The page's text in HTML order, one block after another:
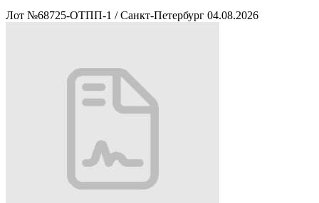
Лот №68725-ОТПП-1 / Санкт-Петербург 04.08.2026